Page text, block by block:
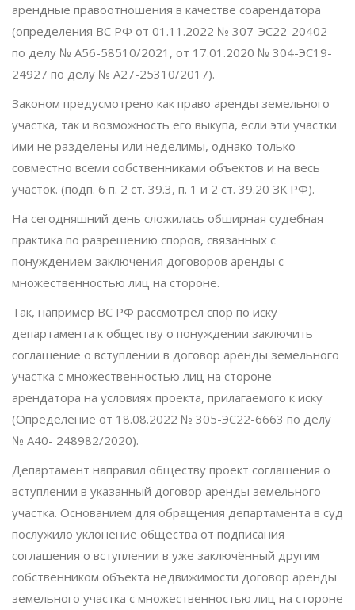
арендные правоотношения в качестве соарендатора
(определения ВС РФ от 01.11.2022 № 307-ЭС22-20402
по делу № А56-58510/2021, от 17.01.2020 № 304-ЭС19-
24927 по делу № А27-25310/2017).
Законом предусмотрено как право аренды земельного
участка, так и возможность его выкупа, если эти участки
ими не разделены или неделимы, однако только
совместно всеми собственниками объектов и на весь
участок. (подп. 6 п. 2 ст. 39.3, п. 1 и 2 ст. 39.20 ЗК РФ).
На сегодняшний день сложилась обширная судебная
практика по разрешению споров, связанных с
понуждением заключения договоров аренды с
множественностью лиц на стороне.
Так, например ВС РФ рассмотрел спор по иску
департамента к обществу о понуждении заключить
соглашение о вступлении в договор аренды земельного
участка с множественностью лиц на стороне
арендатора на условиях проекта, прилагаемого к иску
(Определение от 18.08.2022 № 305-ЭС22-6663 по делу
№ А40- 248982/2020).
Департамент направил обществу проект соглашения о
вступлении в указанный договор аренды земельного
участка. Основанием для обращения департамента в суд
послужило уклонение общества от подписания
соглашения о вступлении в уже заключённый другим
собственником объекта недвижимости договор аренды
земельного участка с множественностью лиц на стороне